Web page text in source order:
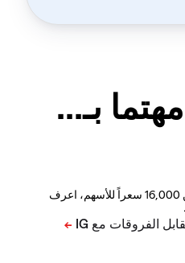
بـ...
قم بالشراء أو البيع عبر أكثر من 16,000 سعراً للأسهم، اعرف